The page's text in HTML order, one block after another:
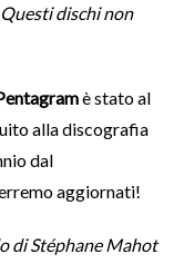
dischi non
è stato al
alla discografia
dal
aggiornati!
di Stéphane Mahot